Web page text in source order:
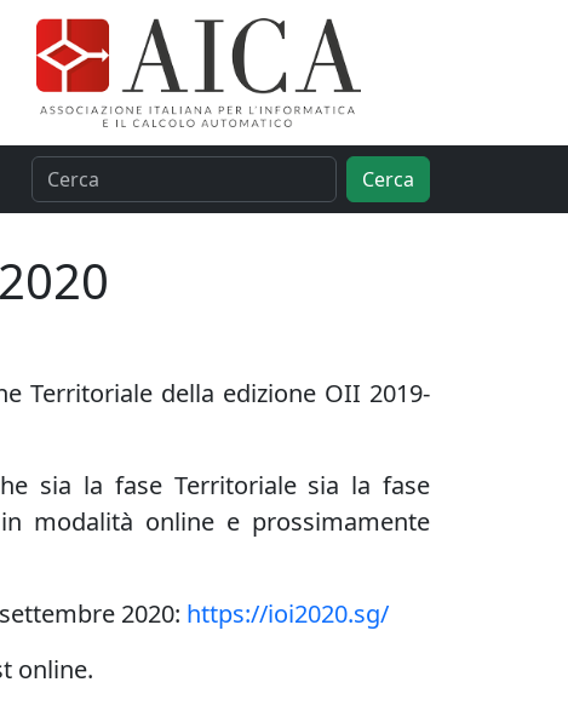
Cerca
Territoriale della edizione OII 2019-
sia la fase Territorialesia lafase
modalità online e prossimamente
2020: https://ioi2020.sg/
online.